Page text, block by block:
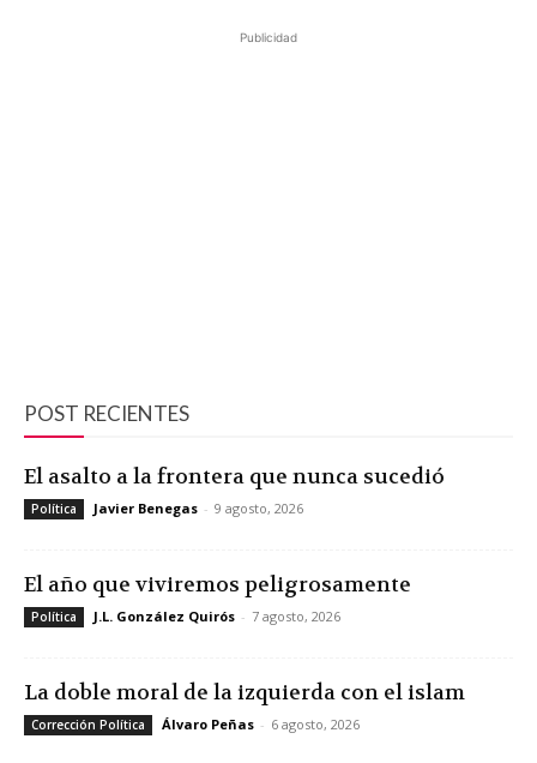
Publicidad
POST RECIENTES
El asalto a la frontera que nunca sucedió
Política Javier Benegas - 9 agosto, 2026
El año que viviremos peligrosamente
Política J.L. González Quirós - 7 agosto, 2026
La doble moral de la izquierda con el islam
Corrección Política Álvaro Peñas - 6 agosto, 2026